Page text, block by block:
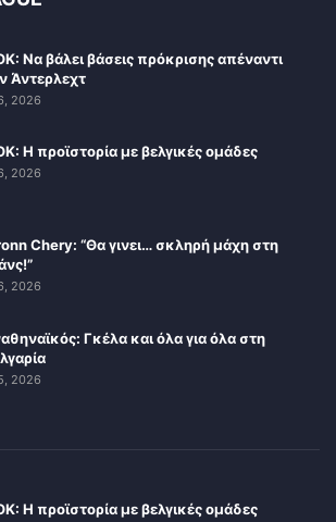
Να βάλει βάσεις πρόκρισης απέναντι
Άντερλεχτ
2026
Η προϊστορία με βελγικές ομάδες
2026
Chery: “Θα γινει… σκληρή μάχη στη
2026
Γκέλα και όλα για όλα στη
2026
Η προϊστορία με βελγικές ομάδες